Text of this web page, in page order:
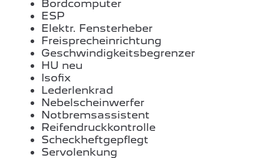
Bordcomputer
ESP
Elektr. Fensterheber
Freisprecheinrichtung
Geschwindigkeitsbegrenzer
HU neu
Isofix
Lederlenkrad
Nebelscheinwerfer
Notbremsassistent
Reifendruckkontrolle
Scheckheftgepflegt
Servolenkung